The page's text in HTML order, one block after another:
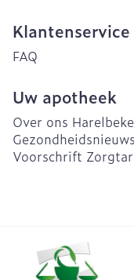
Klantenservice
FAQ
Uw apotheek
Over ons Harelbeke
Gezondheidsnieuws
Voorschrift